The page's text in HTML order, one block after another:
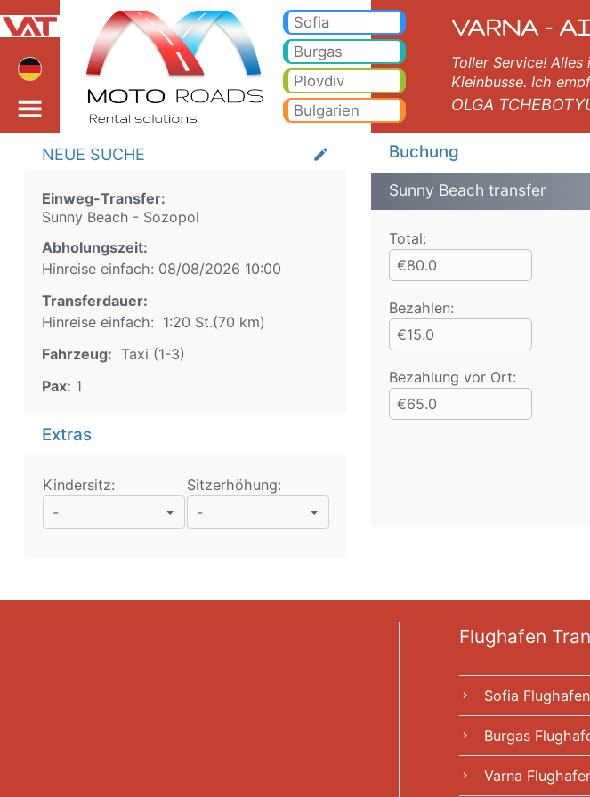
Sunny Beach Sozopol Taxi.
Sofia
Burgas
Plovdiv
Bulgarien
VARNA -
Toller Service!
Kleinbusse. Ich
OLGA
NEUE SUCHE create
Einweg-Transfer:
Sunny Beach- Sozopol
Abholungszeit:
Hinreise einfach: 08/08/2026 10:00
Transferdauer:
Hinreise einfach: 1:20 St.(70 km)
Fahrzeug: Taxi (1-3)
Pax: 1
Extras
Kindersitz:
-
Sitzerhöhung:
-
Buchung
Sunny Beach transfer
Total:
€80.0
Bezahlen:
€15.0
Bezahlung vor Ort:
€65.0
Flughafen
chevron_right Sofia
chevron_right Burgas
chevron_right Varna